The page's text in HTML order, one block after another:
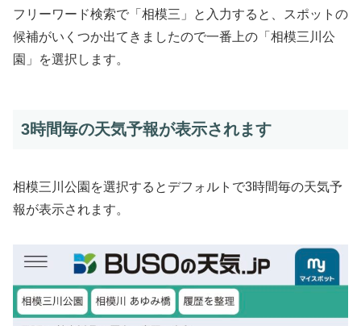
フリーワード検索で「相模三」と入力すると、スポットの
候補がいくつか出てきましたので一番上の「相模三川公
園」を選択します。
3時間毎の天気予報が表示されます
相模三川公園を選択するとデフォルトで3時間毎の天気予
報が表示されます。